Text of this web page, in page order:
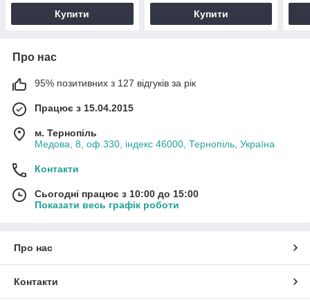
Купити Купити
Про нас
95% позитивних з 127 відгуків за рік
Працює з 15.04.2015
м. Тернопіль
Медова, 8, оф.330, індекс 46000, Тернопіль, Україна
Контакти
Сьогодні працює з 10:00 до 15:00
Показати весь графік роботи
Про нас
Контакти